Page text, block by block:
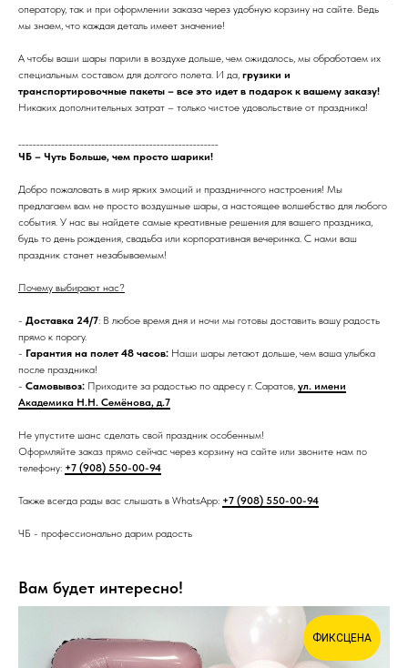
оператору, так и при оформлении заказа через удобную корзину на сайте. Ведь
мы знаем, что каждая деталь имеет значение!
А чтобы ваши шары парили в воздухе дольше, чем ожидалось, мы обработаем их
специальным составом для долгого полета. И да, грузики и
транспортировочные пакеты – все это идет в подарок к вашему заказу!
Никаких дополнительных затрат – только чистое удовольствие от праздника!
ЧБ – Чуть Больше, чем просто шарики!
Добро пожаловать в мир ярких эмоций и праздничного настроения! Мы
предлагаем вам не просто воздушные шары, а настоящее волшебство для любого
события. У нас вы найдете самые креативные решения для вашего праздника,
будь то день рождения, свадьба или корпоративная вечеринка. С нами ваш
праздник станет незабываемым!
Почему выбирают нас?
- Доставка 24/7: В любое время дня и ночи мы готовы доставить вашу радость
прямо к порогу.
- Гарантия на полет 48 часов: Наши шары летают дольше, чем ваша улыбка
после праздника!
- Самовывоз: Приходите за радостью по адресу г. Саратов, ул. имени
Академика Н.Н. Семёнова, д.7
Не упустите шанс сделать свой праздник особенным!
Оформляйте заказ прямо сейчас через корзину на сайте или звоните нам по
телефону: +7 (908) 550-00-94
Также всегда рады вас слышать в WhatsApp: +7 (908) 550-00-94
ЧБ - профессионально дарим радость
Вам будет интересно!
ФИКСЦЕНА